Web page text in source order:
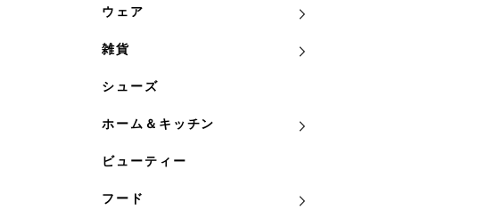
ウェア
雑貨
シューズ
ホーム＆キッチン
ビューティー
フード